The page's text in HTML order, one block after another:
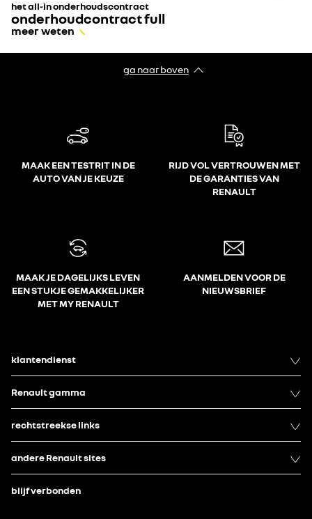
het all-in onderhoudscontract
onderhoudcontract full
meer weten
ga naar boven
MAAK EEN TESTRIT IN DE
AUTO VAN JE KEUZE
RIJD VOL VERTROUWEN MET
DE GARANTIES VAN
RENAULT
MAAK JE DAGELIJKS LEVEN
EEN STUKJE GEMAKKELIJKER
MET MY RENAULT
AANMELDEN VOOR DE
NIEUWSBRIEF
klantendienst
Renault gamma
rechtstreekse links
andere Renault sites
blijf verbonden